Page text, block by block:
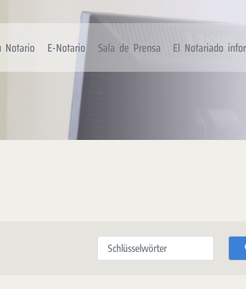
Notario E-Notario Sala de Prensa El Notariado
Schlüsselwörter